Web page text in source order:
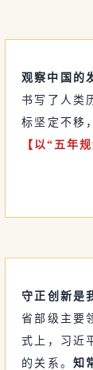
观察中国的
书写了人类
标坚定不移
【以“五年
守正创新是
省部级主要
式上，习近
的关系。知